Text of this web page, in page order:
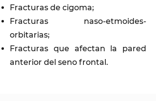
Fracturas de cigoma;
Fracturas naso-etmoides-
orbitarias;
Fracturas que afectan la pared
anterior del seno frontal.